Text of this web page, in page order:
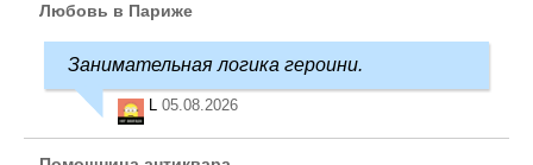
Любовь в Париже
Занимательная логика героини.
L 05.08.2026